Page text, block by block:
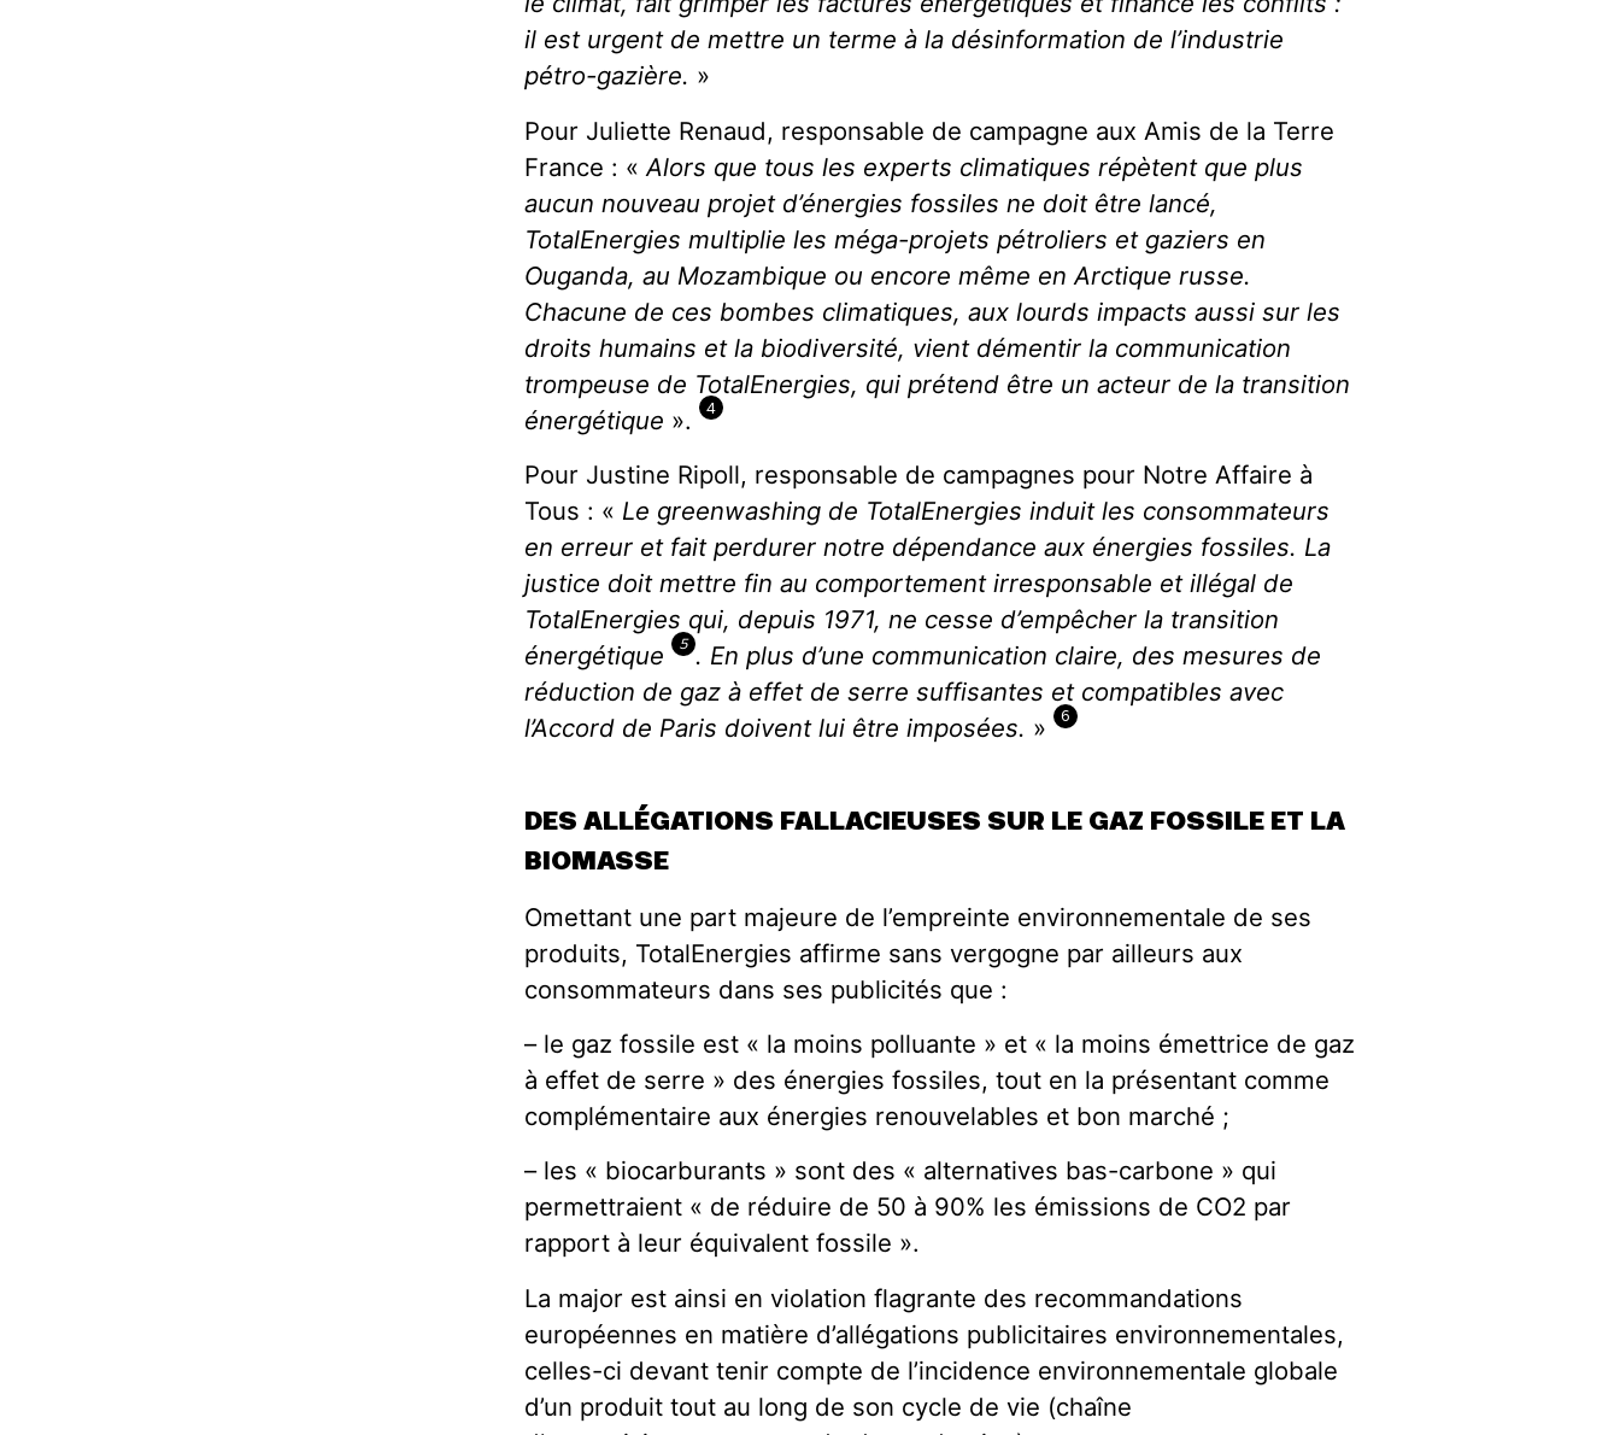
il est urgent de mettre un terme à la désinformation de l’industrie
pétro-gazière. »
Pour Juliette Renaud, responsable de campagne aux Amis de la Terre
France : «Alors que tous les experts climatiques répètent que plus
aucun nouveau projet d’énergies fossiles ne doit être lancé,
TotalEnergies multiplie les méga-projets pétroliers et gaziers en
Ouganda, au Mozambique ou encore même en Arctique russe.
Chacune de ces bombes climatiques, aux lourds impacts aussi sur les
droits humains et la biodiversité, vient démentir la communication
trompeuse de TotalEnergies, qui prétend être un acteur de la transition
énergétique ». 4
Pour Justine Ripoll, responsable de campagnes pour Notre Affaire à
Tous : « Le greenwashing de TotalEnergies induit les consommateurs
en erreur et fait perdurer notre dépendance aux énergies fossiles. La
justice doit mettre fin au comportement irresponsable et illégal de
TotalEnergies qui, depuis 1971, ne cesse d’empêcher la transition
énergétique 5 . En plus d’une communication claire, des mesures de
réduction de gaz à effet de serre suffisantes et compatibles avec
l’Accord de Paris doivent lui être imposées. » 6
DES ALLÉGATIONS FALLACIEUSES SUR LE GAZ FOSSILE ET LA
BIOMASSE
Omettant une part majeure de l’empreinte environnementale de ses
produits, TotalEnergies affirme sans vergogne par ailleurs aux
consommateurs dans ses publicités que :
– le gaz fossile est « la moins polluante » et « la moins émettrice de gaz
à effet de serre » des énergies fossiles, tout en la présentant comme
complémentaire aux énergies renouvelables et bon marché ;
– les « biocarburants » sont des « alternatives bas-carbone » qui
permettraient « de réduire de 50 à 90% les émissions de CO2 par
rapport à leur équivalent fossile ».
La major est ainsi en violation flagrante des recommandations
européennes en matière d’allégations publicitaires environnementales,
celles-ci devant tenir compte de l’incidence environnementale globale
d’un produit tout au long de son cycle de vie (chaîne